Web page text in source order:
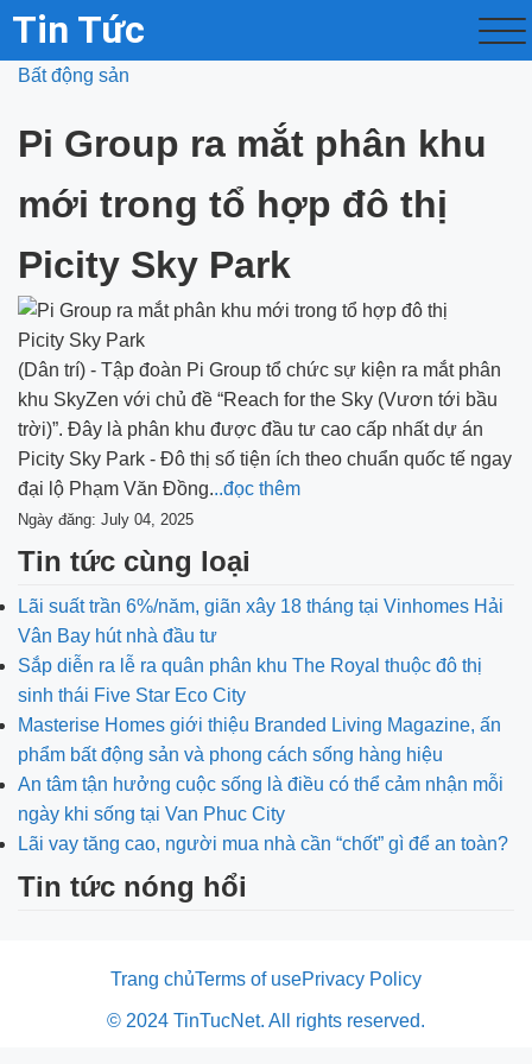
Tin Tức
Bất động sản
Pi Group ra mắt phân khu
mới trong tổ hợp đô thị
Picity Sky Park
(Dân trí) - Tập đoàn Pi Group tổ chức sự kiện ra mắt phân
khu SkyZen với chủ đề “Reach for the Sky (Vươn tới bầu
trời)”. Đây là phân khu được đầu tư cao cấp nhất dự án
Picity Sky Park - Đô thị số tiện ích theo chuẩn quốc tế ngay
đại lộ Phạm Văn Đồng...đọc thêm
Ngày đăng: July 04, 2025
Tin tức cùng loại
Lãi suất trần 6%/năm, giãn xây 18 tháng tại Vinhomes Hải
Vân Bay hút nhà đầu tư
Sắp diễn ra lễ ra quân phân khu The Royal thuộc đô thị
sinh thái Five Star Eco City
Masterise Homes giới thiệu Branded Living Magazine, ấn
phẩm bất động sản và phong cách sống hàng hiệu
An tâm tận hưởng cuộc sống là điều có thể cảm nhận mỗi
ngày khi sống tại Van Phuc City
Lãi vay tăng cao, người mua nhà cần “chốt” gì để an toàn?
Tin tức nóng hổi
Trang chủTerms of usePrivacy Policy
© 2024 TinTucNet. All rights reserved.